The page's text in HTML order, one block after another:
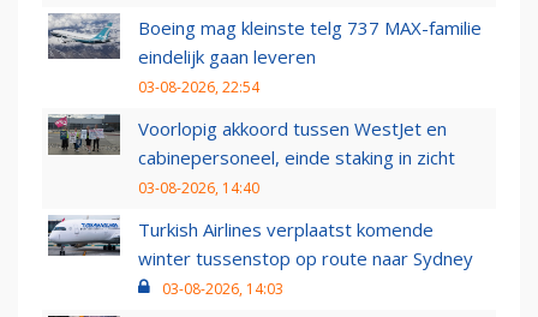
Boeing mag kleinste telg 737 MAX-familie
eindelijk gaan leveren
03-08-2026, 22:54
Voorlopig akkoord tussen WestJet en
cabinepersoneel, einde staking in zicht
03-08-2026, 14:40
Turkish Airlines verplaatst komende
winter tussenstop op route naar Sydney
03-08-2026, 14:03